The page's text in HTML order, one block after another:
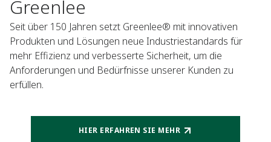
Greenlee
Seit über 150 Jahren setzt Greenlee® mit innovativen
Produkten und Lösungen neue Industriestandards für
mehr Effizienz und verbesserte Sicherheit, um die
Anforderungen und Bedürfnisse unserer Kunden zu
erfüllen.
HIER ERFAHREN SIE MEHR